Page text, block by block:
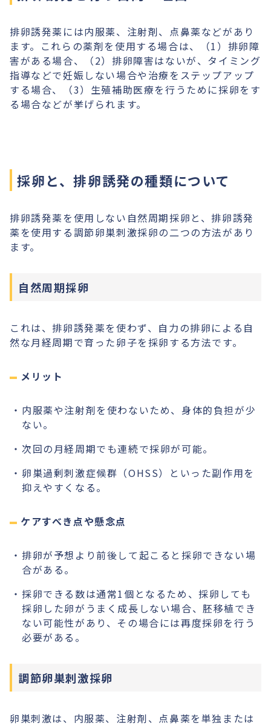
排卵誘発薬には内服薬、注射剤、点鼻薬などがあり
ます。これらの薬剤を使用する場合は、（1）排卵障
害がある場合、（2）排卵障害はないが、タイミング
指導などで妊娠しない場合や治療をステップアップ
する場合、（3）生殖補助医療を行うために採卵をす
る場合などが挙げられます。
採卵と、排卵誘発の種類について
排卵誘発薬を使用しない自然周期採卵と、排卵誘発
薬を使用する調節卵巣刺激採卵の二つの方法があり
ます。
自然周期採卵
これは、排卵誘発薬を使わず、自力の排卵による自
然な月経周期で育った卵子を採卵する方法です。
メリット
内服薬や注射剤を使わないため、身体的負担が少
ない。
次回の月経周期でも連続で採卵が可能。
卵巣過剰刺激症候群（OHSS）といった副作用を
抑えやすくなる。
ケアすべき点や懸念点
排卵が予想より前後して起こると採卵できない場
合がある。
採卵できる数は通常1個となるため、採卵しても
採卵した卵がうまく成長しない場合、胚移植でき
ない可能性があり、その場合には再度採卵を行う
必要がある。
調節卵巣刺激採卵
卵巣刺激は、内服薬、注射剤、点鼻薬を単独または